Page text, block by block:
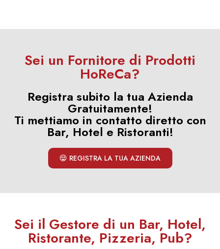
Sei un Fornitore di Prodotti
HoReCa?
Registra subito la tua Azienda
Gratuitamente!
Ti mettiamo in contatto diretto con
Bar, Hotel e Ristoranti!
REGISTRA LA TUA AZIENDA
Sei il Gestore di un Bar, Hotel,
Ristorante, Pizzeria, Pub?